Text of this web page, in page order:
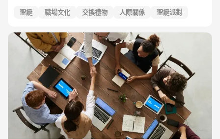
聖誕 職場文化 交換禮物 人際關係 聖誕派對